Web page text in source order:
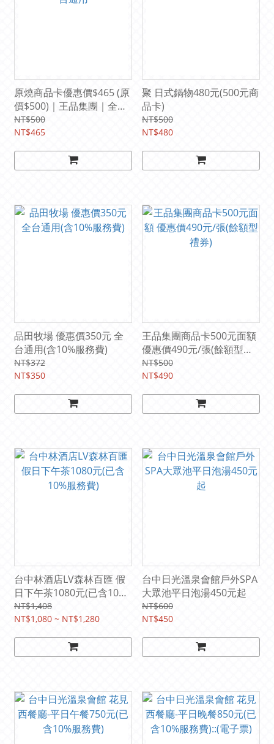
原燒商品卡優惠價$465 (原
價$500)｜王品集團｜全台
通用
NT$500
NT$465
聚 日式鍋物480元(500元商
品卡)
NT$500
NT$480
品田牧場 優惠價350元 全
台通用(含10%服務費)
NT$372
NT$350
王品集團商品卡500元面額
優惠價490元/張(餘額型禮
券)
NT$500
NT$490
台中林酒店LV森林百匯 假
日下午茶1080元(已含10%
服務費)
NT$1,408
NT$1,080 ~ NT$1,280
台中日光溫泉會館戶外SPA
大眾池平日泡湯450元起
NT$600
NT$450